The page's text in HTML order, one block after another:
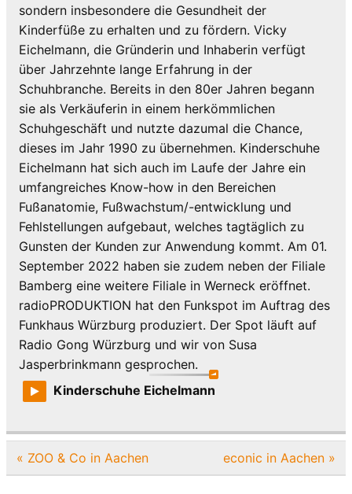
sondern insbesondere die Gesundheit der
Kinderfüße zu erhalten und zu fördern. Vicky
Eichelmann, die Gründerin und Inhaberin verfügt
über Jahrzehnte lange Erfahrung in der
Schuhbranche. Bereits in den 80er Jahren begann
sie als Verkäuferin in einem herkömmlichen
Schuhgeschäft und nutzte dazumal die Chance,
dieses im Jahr 1990 zu übernehmen. Kinderschuhe
Eichelmann hat sich auch im Laufe der Jahre ein
umfangreiches Know-how in den Bereichen
Fußanatomie, Fußwachstum/-entwicklung und
Fehlstellungen aufgebaut, welches tagtäglich zu
Gunsten der Kunden zur Anwendung kommt. Am 01.
September 2022 haben sie zudem neben der Filiale
Bamberg eine weitere Filiale in Werneck eröffnet.
radioPRODUKTION hat den Funkspot im Auftrag des
Funkhaus Würzburg produziert. Der Spot läuft auf
Radio Gong Würzburg und wir von Susa
Jasperbrinkmann gesprochen.
Kinderschuhe Eichelmann
Beitragsnavigation
« ZOO & Co in Aachen econic in Aachen »